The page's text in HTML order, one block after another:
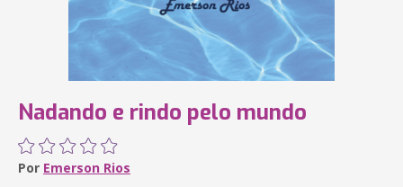
Nadando e rindo pelo mundo
Por Emerson Rios